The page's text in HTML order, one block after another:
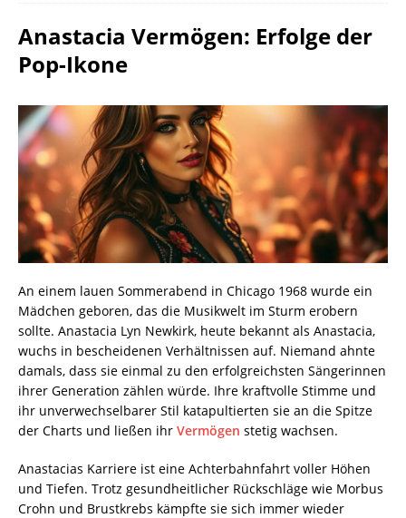
Anastacia Vermögen: Erfolge der
Pop-Ikone
An einem lauen Sommerabend in Chicago 1968 wurde ein
Mädchen geboren, das die Musikwelt im Sturm erobern
sollte. Anastacia Lyn Newkirk, heute bekannt als Anastacia,
wuchs in bescheidenen Verhältnissen auf. Niemand ahnte
damals, dass sie einmal zu den erfolgreichsten Sängerinnen
ihrer Generation zählen würde. Ihre kraftvolle Stimme und
ihr unverwechselbarer Stil katapultierten sie an die Spitze
der Charts und ließen ihr Vermögen stetig wachsen.
Anastacias Karriere ist eine Achterbahnfahrt voller Höhen
und Tiefen. Trotz gesundheitlicher Rückschläge wie Morbus
Crohn und Brustkrebs kämpfte sie sich immer wieder